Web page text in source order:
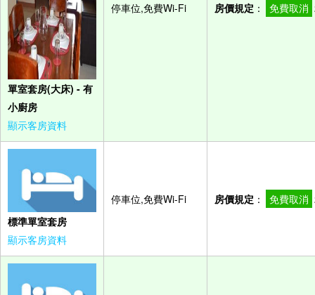
單室套房(大床) - 有
小廚房
顯示客房資料
停車位,免費Wi-Fi 房價規定 ： 免費取消
標準單室套房
顯示客房資料
停車位,免費Wi-Fi 房價規定 ： 免費取消